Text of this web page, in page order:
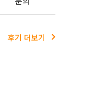
후기 더보기